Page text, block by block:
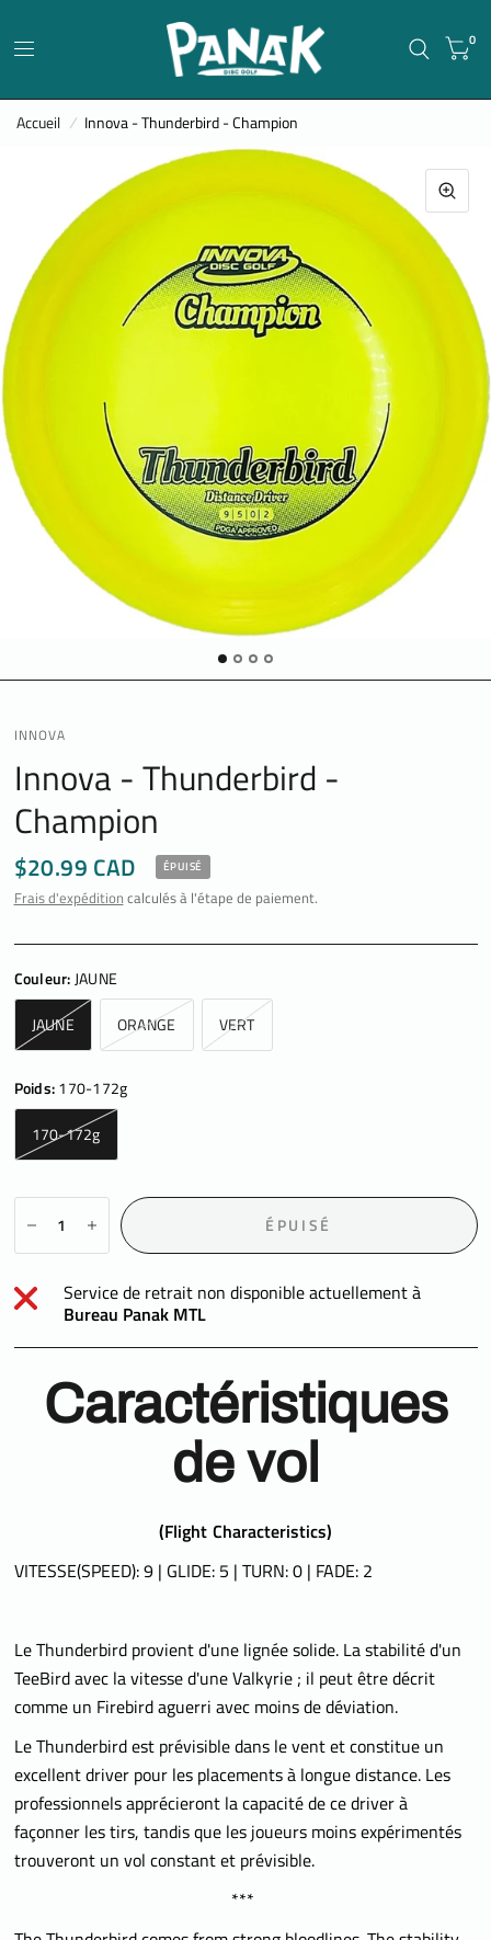
0
Accueil / Innova - Thunderbird - Champion
INNOVA
Innova - Thunderbird -
Champion
$20.99 CAD ÉPUISÉ
Frais d'expédition calculés à l'étape de paiement.
Couleur: JAUNE
JAUNE ORANGE VERT
Poids: 170-172g
170-172g
ÉPUISÉ
Service de retrait non disponible actuellement à
Bureau Panak MTL
Caractéristiques
de vol
(Flight Characteristics)
VITESSE(SPEED): 9 | GLIDE: 5 | TURN: 0 | FADE: 2
Le Thunderbird provient d'une lignée solide. La stabilité d'un
TeeBird avec la vitesse d'une Valkyrie ; il peut être décrit
comme un Firebird aguerri avec moins de déviation.
Le Thunderbird est prévisible dans le vent et constitue un
excellent driver pour les placements à longue distance. Les
professionnels apprécieront la capacité de ce driver à
façonner les tirs, tandis que les joueurs moins expérimentés
trouveront un vol constant et prévisible.
***